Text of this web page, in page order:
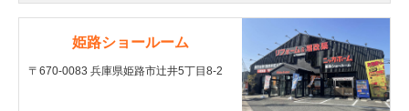
姫路ショールーム
〒670-0083 兵庫県姫路市辻井5丁目8-2